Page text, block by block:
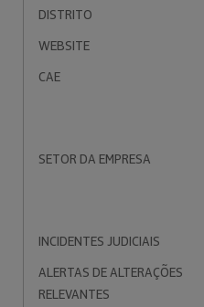
DISTRITO
WEBSITE
CAE
SETOR DA EMPRESA
INCIDENTES JUDICIAIS
ALERTAS DE ALTERAÇÕES
RELEVANTES